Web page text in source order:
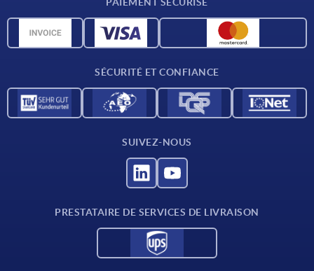
Données CAO
SÉCURITÉ ET CONFIANCE
SUIVEZ-NOUS
PRESTATAIRE DE SERVICES DE LIVRAISON